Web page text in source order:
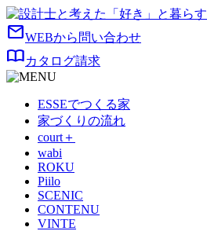
mailWEBから問い合わせ
import_contactsカタログ請求
ESSEでつくる家
家づくりの流れ
court＋
wabi
ROKU
Piilo
SCENIC
CONTENU
VINTE